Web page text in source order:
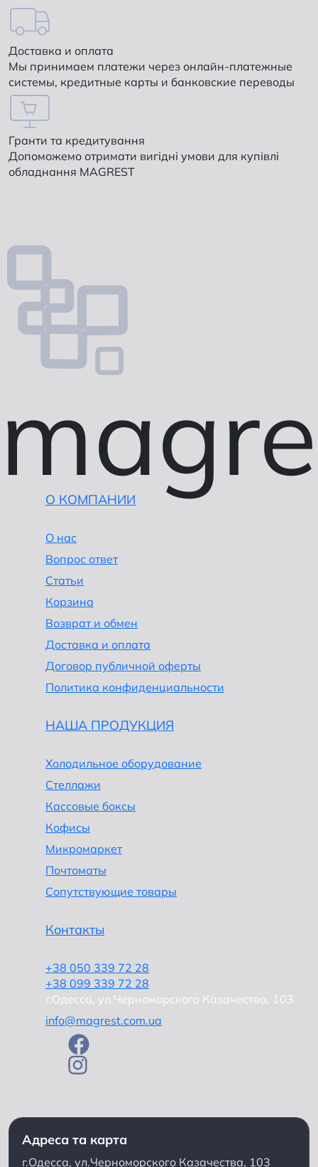
Доставка и оплата
Мы принимаем платежи через онлайн-платежные
системы, кредитные карты и банковские переводы
Гранти та кредитування
Допоможемо отримати вигідні умови для купівлі
обладнання MAGREST
О КОМПАНИИ
О нас
Вопрос ответ
Статьи
Корзина
Возврат и обмен
Доставка и оплата
Договор публичной оферты
Политика конфиденциальности
НАША ПРОДУКЦИЯ
Холодильное оборудование
Стеллажи
Кассовые боксы
Кофисы
Микромаркет
Почтоматы
Сопутствующие товары
Контакты
+38 050 339 72 28
+38 099 339 72 28
г.Одесса, ул.Черноморского Казачества, 103
info@magrest.com.ua
Адреса та карта
г.Одесса, ул.Черноморского Казачества, 103